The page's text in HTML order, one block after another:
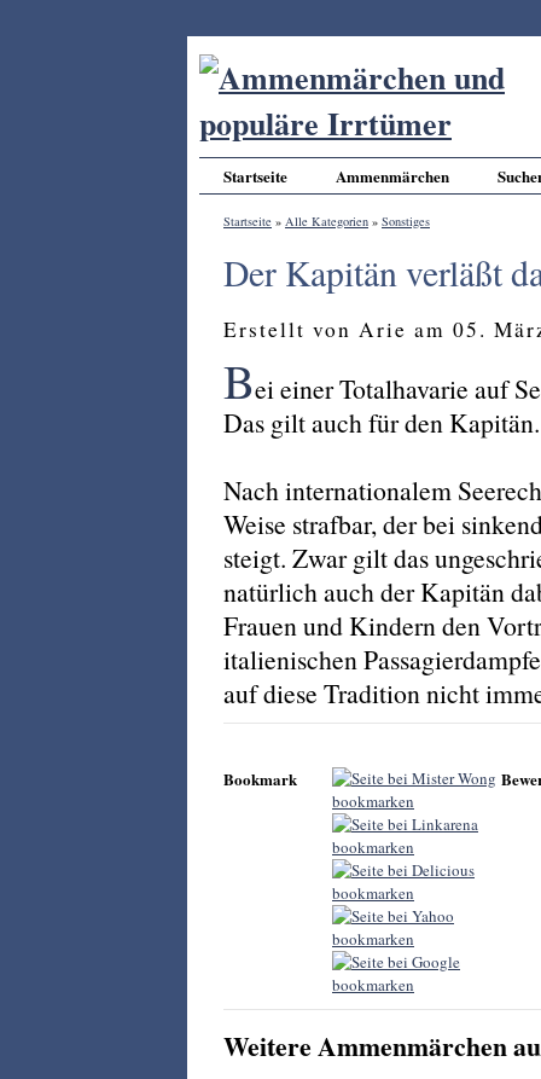
Startseite Ammenmärchen
Startseite » Alle Kategorien » Sonstiges
Der Kapitän verläßt
Erstellt von Arie am 05.
Bei einer Totalhavarie auf
Das gilt auch für den Kapitän.
Nach internationalem
Weise strafbar, der bei
steigt. Zwar gilt das
natürlich auch der Kapitän
Frauen und Kindern den
italienischen
auf diese Tradition nicht
Bookmark
Weitere Ammenmärchen